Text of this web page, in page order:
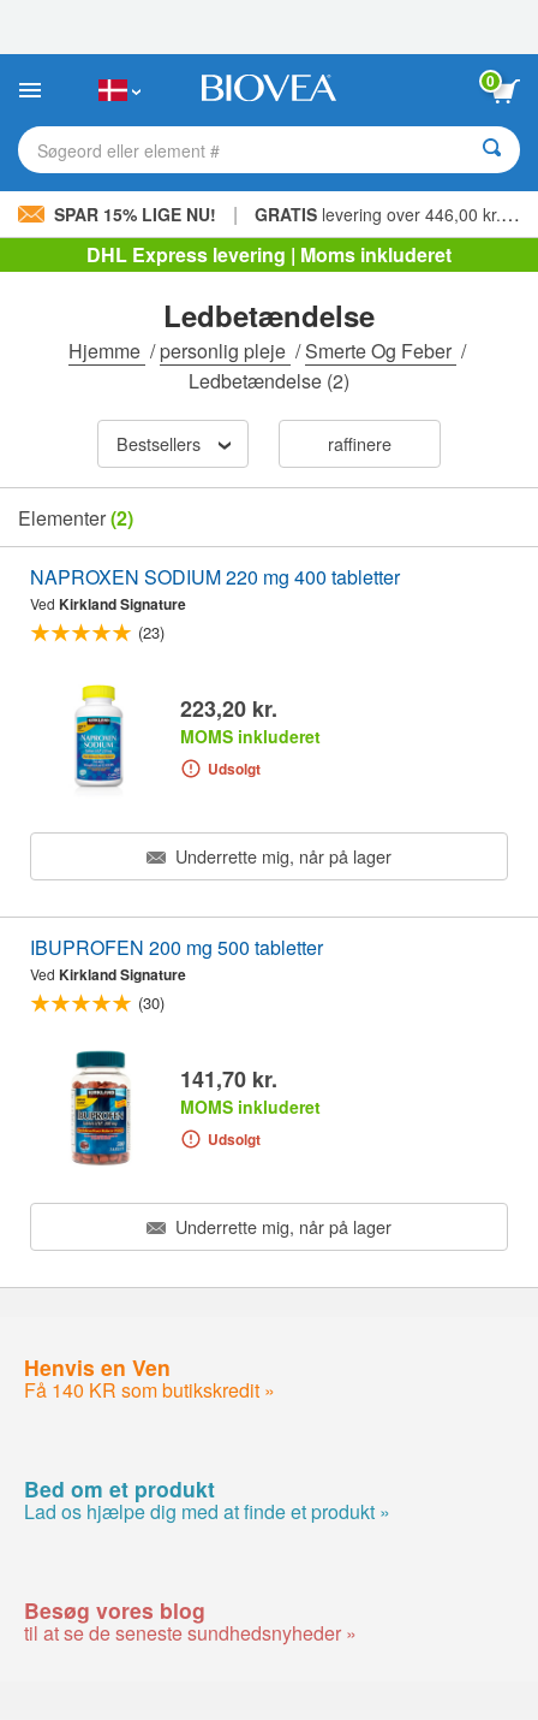
websted
0
Søgeord eller element #
SPAR 15% LIGE NU! | GRATIS levering over 446,00 kr. »
DHL Express levering | Moms inkluderet
Ledbetændelse
Hjemme /personlig pleje /Smerte Og Feber /
Ledbetændelse (2)
Bestsellers raffinere
Elementer(2)
NAPROXEN SODIUM 220 mg 400 tabletter
Ved Kirkland Signature
(23)
223,20 kr.
MOMS inkluderet
Udsolgt
Underrette mig, når på lager
IBUPROFEN 200 mg 500 tabletter
Ved Kirkland Signature
(30)
141,70 kr.
MOMS inkluderet
Udsolgt
Underrette mig, når på lager
Henvis en Ven
Få 140 KR som butikskredit »
Bed om et produkt
Lad os hjælpe dig med at finde et produkt »
Besøg vores blog
til at se de seneste sundhedsnyheder »